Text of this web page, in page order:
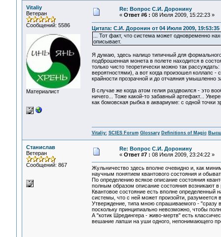
Vitaliy
Ветеран
Сообщений: 5586
Материалист
Re: Вопрос С.И. Доронину
« Ответ #6 : 08 Июля 2009, 15:22:23 »
Цитата: С.И. Доронин от 04 Июля 2009, 19:53:35
... Тот факт, что система может одновременно
описывает.
Я думаю, здесь налицо типичный для
подброшенная монета в полете находится в
только чисто теоретически можно так
вероятностями), а вот когда произошел коллапс -
крайности прозрачной и до отчаяния умышленно
В случае же когда атом гелия раздвоился - это
ничего... Тоже какой-то забавный артефакт...
как бомовская рыбка в аквариуме: с одной точки
Vitaliy: SCIES Forum Glossary Definitions of Magic
Станислав
Ветеран
Сообщений: 867
Re: Вопрос С.И. Доронину
« Ответ #7 : 08 Июля 2009, 23:24:22 »
Жульничество здесь вполне очевидно и, как
научным понятием квантового состояния и
По определению всякое описание состояния
полным образом описание состояния
Квантовое состояние есть вполне
системы, что с ней может произойти,
Утверждение, типа мною спрашиваемого - "сразу
поскольку принципиально невозможно, чтобы
А "котик Шредингера - живо-мертв" есть
вешание лапши на уши одного, непонимающего